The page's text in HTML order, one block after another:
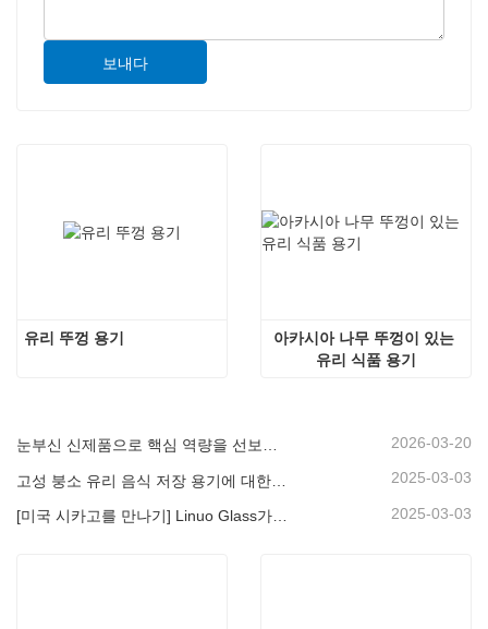
보내다
유리 뚜껑 용기
아카시아 나무 뚜껑이 있는
유리 식품 용기
눈부신 신제품으로 핵심 역량을 선보이다 | 리누오 특수 유리, 프랑크푸르트 암비엔테에서 첫 공개 2026-03-20
2025-03-03
2025-03-03